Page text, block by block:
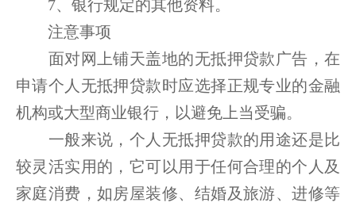
7、银行规定的其他资料。
注意事项
面对网上铺天盖地的无抵押贷款广告，在
申请个人无抵押贷款时应选择正规专业的金融
机构或大型商业银行，以避免上当受骗。
一般来说，个人无抵押贷款的用途还是比
较灵活实用的，它可以用于任何合理的个人及
家庭消费，如房屋装修、结婚及旅游、进修等